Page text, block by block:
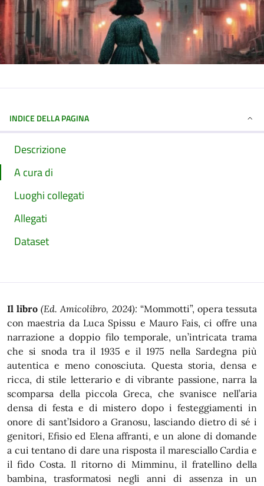
INDICE DELLA PAGINA
Descrizione
A cura di
Luoghi collegati
Allegati
Dataset
Il libro (Ed. Amicolibro, 2024): “Mommotti”, opera tessuta
con maestria da Luca Spissu e Mauro Fais, ci offre una
narrazione a doppio filo temporale, un’intricata trama
che si snoda tra il 1935 e il 1975 nella Sardegna più
autentica e meno conosciuta. Questa storia, densa e
ricca, di stile letterario e di vibrante passione, narra la
scomparsa della piccola Greca, che svanisce nell’aria
densa di festa e di mistero dopo i festeggiamenti in
onore di sant’Isidoro a Granosu, lasciando dietro di sé i
genitori, Efisio ed Elena affranti, e un alone di domande
a cui tentano di dare una risposta il maresciallo Cardia e
il fido Costa. Il ritorno di Mimminu, il fratellino della
bambina, trasformatosi negli anni di assenza in un